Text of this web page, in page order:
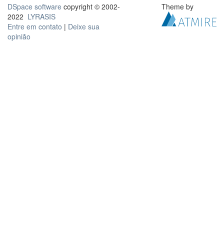
DSpace software copyright © 2002-
2022 LYRASIS
Entre em contato | Deixe sua
opinião
Theme by